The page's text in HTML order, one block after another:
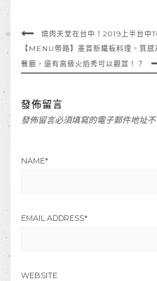
燒肉天堂在台中！2019上半台中
【MENU帶路】墨賞新鐵板料理。質
餐廳，還有高級火焰秀可以觀賞！？
發佈留言
發佈留言必須填寫的電子郵件地址不
NAME*
EMAIL ADDRESS*
WEBSITE